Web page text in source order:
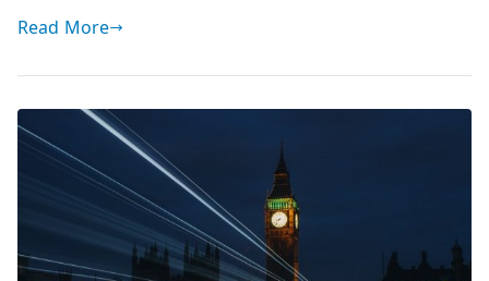
Read More